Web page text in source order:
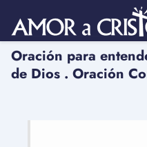
Oración para
de Dios . Oración